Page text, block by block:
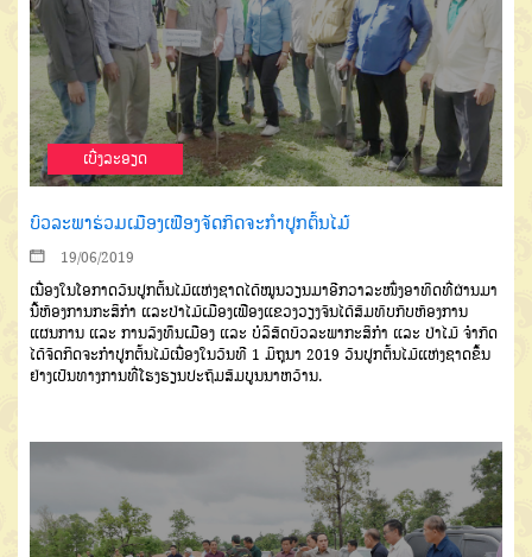
ເບີ່ງລະອຽດ
ບົວລະພາຮ່ວມເມືອງເຟືອງຈັດກິດຈະກຳປູກຕົ້ນໄມ້
19/06/2019
ເນື່ອງໃນໂອກາດວັນປູກຕົ້ນໄມ້ແຫ່ງຊາດໄດ້ໝູນວຽນມາອີກວາລະໜຶ່ງອາທິດທີ່ຜ່ານມາ
ນີ້ຫ້ອງການກະສິກຳ ແລະປ່າໄມ້ເມືອງເຟືອງແຂວງວຽງຈັນໄດ້ສົມທົບກັບຫ້ອງການ
ແຜນການ ແລະ ການລົງທຶນເມືອງ ແລະ ບໍລິສັດບົວລະພາກະສິກໍາ ແລະ ປ່າໄມ້ ຈຳກັດ
ໄດ້ຈັດກິດຈະກຳປູກຕົ້ນໄມ້ເນື່ອງໃນວັນທີ 1 ມິຖຸນາ 2019 ວັນປູກຕົ້ນໄມ້ແຫ່ງຊາດຂຶ້ນ
ຢ່າງເປັນທາງການທີ່ໂຮງຮຽນປະຖົມສົມບູນນາຫວ້ານ.